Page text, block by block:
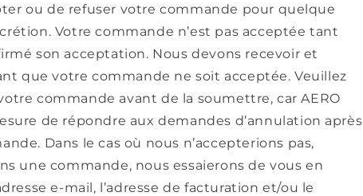
ou de refuser votre commande pour quelque
Votre commande n’est pas acceptée tant
son acceptation. Nous devons recevoir et
que votre commande ne soit acceptée. Veuillez
commande avant de la soumettre, car AERO
de répondre aux demandes d’annulation après
Dans le cas où nous n’accepterions pas,
une commande, nous essaierons de vous en
e-mail, l’adresse de facturation et/ou le